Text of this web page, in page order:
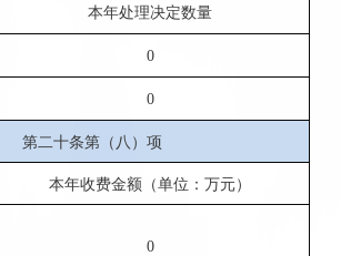
本年处理决定数量
0
0
第二十条第（八）项
本年收费金额（单位：万元）
0